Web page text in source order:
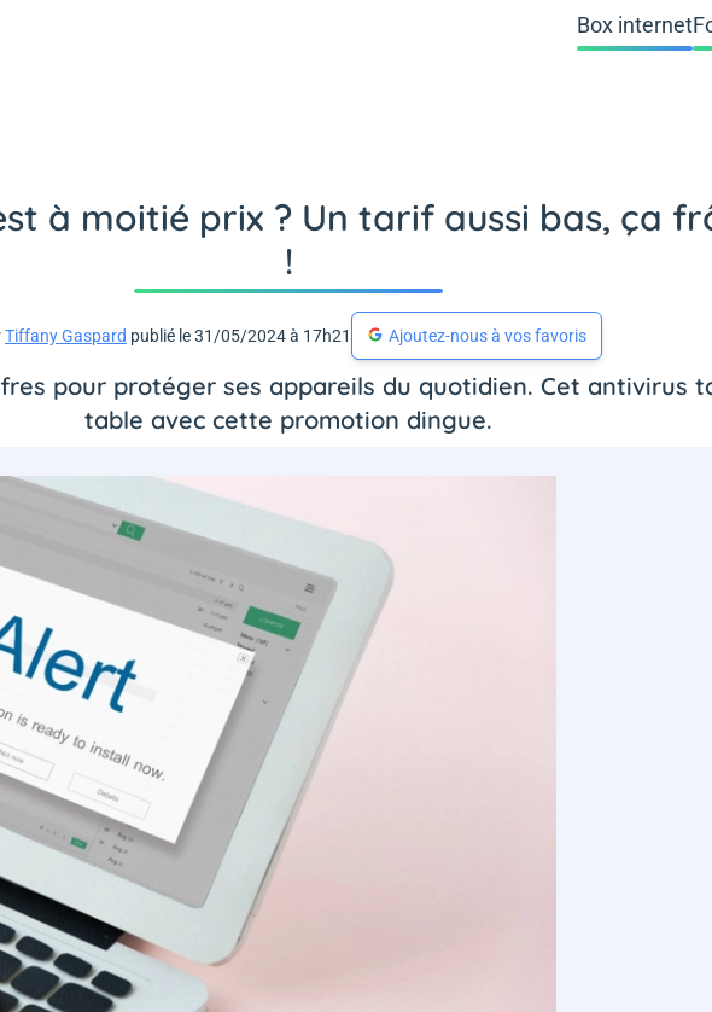
Box internet
à moitié prix ? Un tarif aussi bas, ça
!
Tiffany Gaspard publié le 31/05/2024 à 17h21 Ajoutez-nous à vos favoris
pour protéger ses appareils du quotidien. Cet antivirus
table avec cette promotion dingue.